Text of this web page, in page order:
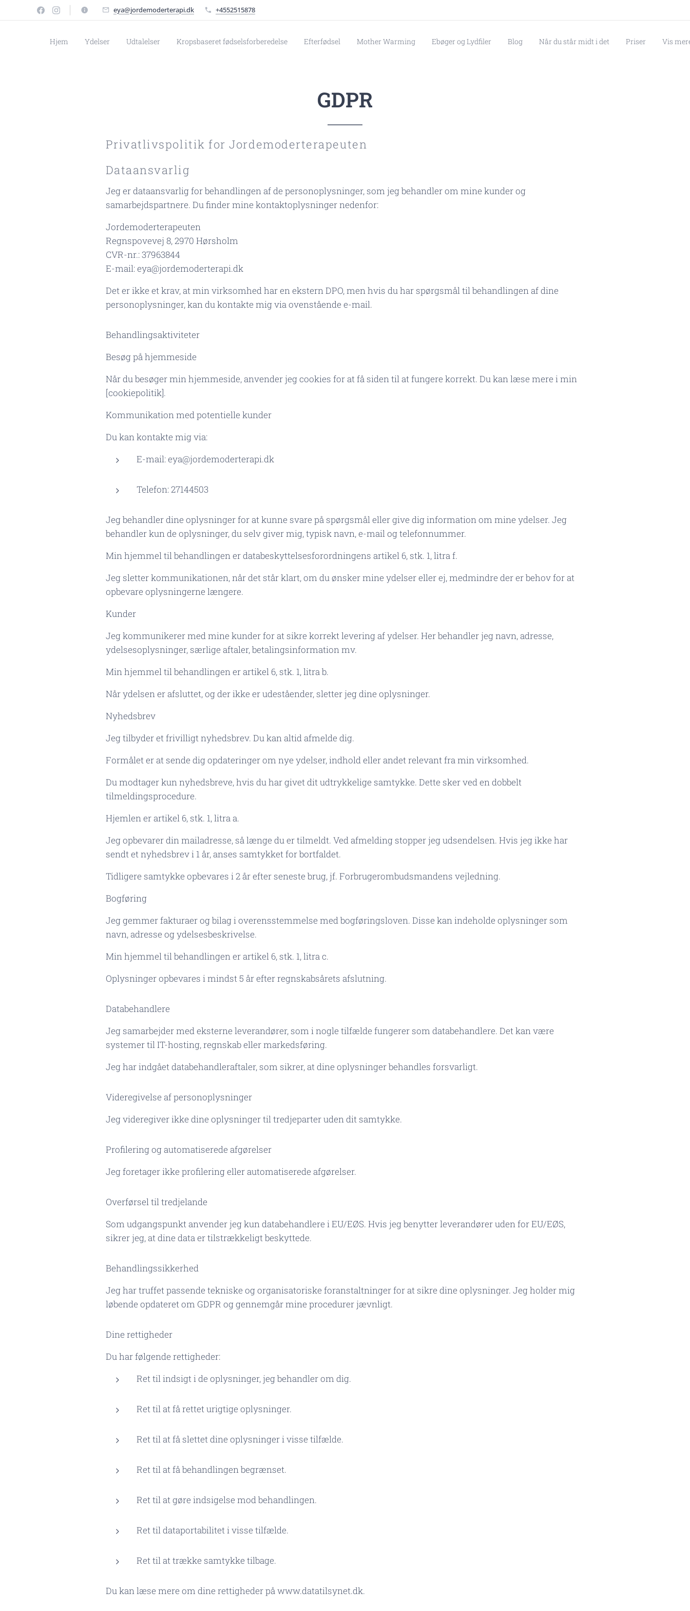
eya@jordemoderterapi.dk +4552515878
Hjem Ydelser Udtalelser Kropsbaseret fødselsforberedelse Efterfødsel Mother Warming Ebøger og Lydfiler Blog Når du står midt i det Priser Vis
GDPR
Privatlivspolitik for Jordemoderterapeuten
Dataansvarlig
Jeg er dataansvarlig for behandlingen af de personoplysninger, som jeg behandler om mine kunder og
samarbejdspartnere. Du finder mine kontaktoplysninger nedenfor:
Jordemoderterapeuten
Regnspovevej 8, 2970 Hørsholm
CVR-nr.: 37963844
E-mail: eya@jordemoderterapi.dk
Det er ikke et krav, at min virksomhed har en ekstern DPO, men hvis du har spørgsmål til behandlingen af dine
personoplysninger, kan du kontakte mig via ovenstående e-mail.
Behandlingsaktiviteter
Besøg på hjemmeside
Når du besøger min hjemmeside, anvender jeg cookies for at få siden til at fungere korrekt. Du kan læse mere i min
[cookiepolitik].
Kommunikation med potentielle kunder
Du kan kontakte mig via:
E-mail: eya@jordemoderterapi.dk
Telefon: 27144503
Jeg behandler dine oplysninger for at kunne svare på spørgsmål eller give dig information om mine ydelser. Jeg
behandler kun de oplysninger, du selv giver mig, typisk navn, e-mail og telefonnummer.
Min hjemmel til behandlingen er databeskyttelsesforordningens artikel 6, stk. 1, litra f.
Jeg sletter kommunikationen, når det står klart, om du ønsker mine ydelser eller ej, medmindre der er behov for at
opbevare oplysningerne længere.
Kunder
Jeg kommunikerer med mine kunder for at sikre korrekt levering af ydelser. Her behandler jeg navn, adresse,
ydelsesoplysninger, særlige aftaler, betalingsinformation mv.
Min hjemmel til behandlingen er artikel 6, stk. 1, litra b.
Når ydelsen er afsluttet, og der ikke er udeståender, sletter jeg dine oplysninger.
Nyhedsbrev
Jeg tilbyder et frivilligt nyhedsbrev. Du kan altid afmelde dig.
Formålet er at sende dig opdateringer om nye ydelser, indhold eller andet relevant fra min virksomhed.
Du modtager kun nyhedsbreve, hvis du har givet dit udtrykkelige samtykke. Dette sker ved en dobbelt
tilmeldingsprocedure.
Hjemlen er artikel 6, stk. 1, litra a.
Jeg opbevarer din mailadresse, så længe du er tilmeldt. Ved afmelding stopper jeg udsendelsen. Hvis jeg ikke har
sendt et nyhedsbrev i 1 år, anses samtykket for bortfaldet.
Tidligere samtykke opbevares i 2 år efter seneste brug, jf. Forbrugerombudsmandens vejledning.
Bogføring
Jeg gemmer fakturaer og bilag i overensstemmelse med bogføringsloven. Disse kan indeholde oplysninger som
navn, adresse og ydelsesbeskrivelse.
Min hjemmel til behandlingen er artikel 6, stk. 1, litra c.
Oplysninger opbevares i mindst 5 år efter regnskabsårets afslutning.
Databehandlere
Jeg samarbejder med eksterne leverandører, som i nogle tilfælde fungerer som databehandlere. Det kan være
systemer til IT-hosting, regnskab eller markedsføring.
Jeg har indgået databehandleraftaler, som sikrer, at dine oplysninger behandles forsvarligt.
Videregivelse af personoplysninger
Jeg videregiver ikke dine oplysninger til tredjeparter uden dit samtykke.
Profilering og automatiserede afgørelser
Jeg foretager ikke profilering eller automatiserede afgørelser.
Overførsel til tredjelande
Som udgangspunkt anvender jeg kun databehandlere i EU/EØS. Hvis jeg benytter leverandører uden for EU/EØS,
sikrer jeg, at dine data er tilstrækkeligt beskyttede.
Behandlingssikkerhed
Jeg har truffet passende tekniske og organisatoriske foranstaltninger for at sikre dine oplysninger. Jeg holder mig
løbende opdateret om GDPR og gennemgår mine procedurer jævnligt.
Dine rettigheder
Du har følgende rettigheder:
Ret til indsigt i de oplysninger, jeg behandler om dig.
Ret til at få rettet urigtige oplysninger.
Ret til at få slettet dine oplysninger i visse tilfælde.
Ret til at få behandlingen begrænset.
Ret til at gøre indsigelse mod behandlingen.
Ret til dataportabilitet i visse tilfælde.
Ret til at trække samtykke tilbage.
Du kan læse mere om dine rettigheder på www.datatilsynet.dk.